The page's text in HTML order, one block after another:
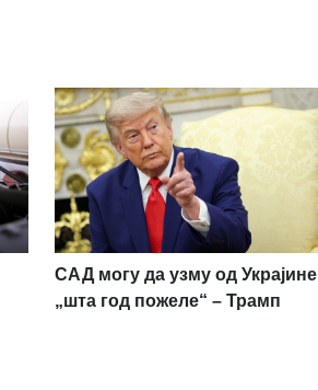
САД могу да узму од Украјине
„шта год пожеле“ – Трамп